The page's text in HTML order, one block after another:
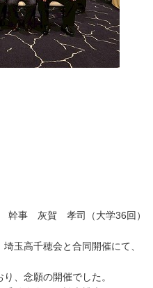
幹事 灰賀 孝司（大学36回）
玉高千穂会と合同開催にて、
、念願の開催でした。